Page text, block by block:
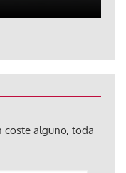
coste alguno, toda